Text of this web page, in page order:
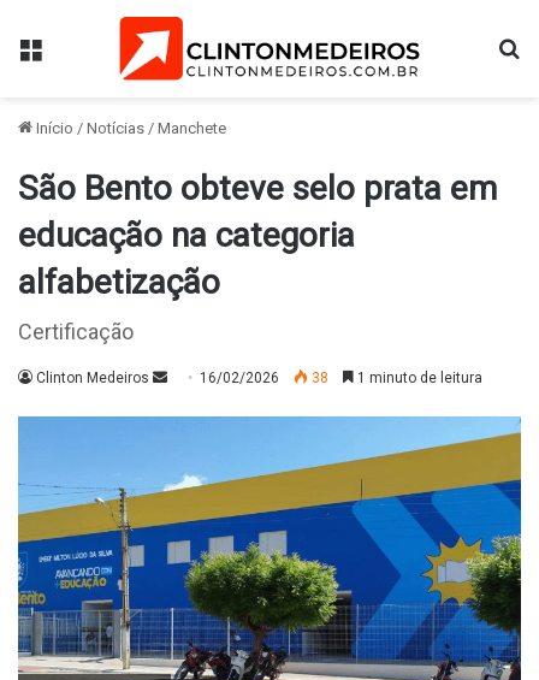
Menu
Início / Notícias / Manchete
São Bento obteve selo prata em
educação na categoria
alfabetização
Certificação
Clinton Medeiros
Mande16/02/2026 38 1 minuto de leitura